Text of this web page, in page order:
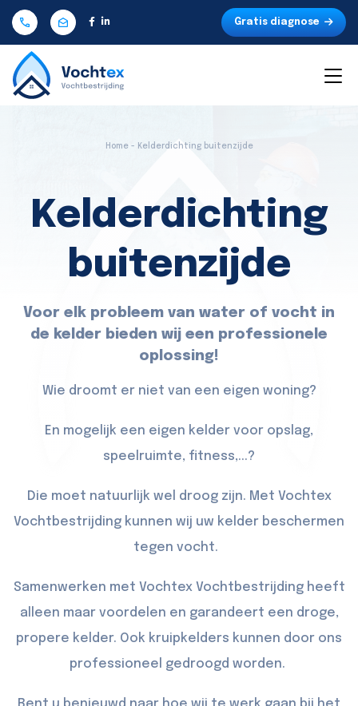
Gratis diagnose
Home - Kelderdichting buitenzijde
Kelderdichting
buitenzijde
Voor elk probleem van water of vocht in
de kelder bieden wij een professionele
oplossing!
Wie droomt er niet van een eigen woning?
En mogelijk een eigen kelder voor opslag,
speelruimte, fitness,...?
Die moet natuurlijk wel droog zijn. Met Vochtex
Vochtbestrijding kunnen wij uw kelder beschermen
tegen vocht.
Samenwerken met Vochtex Vochtbestrijding heeft
alleen maar voordelen en garandeert een droge,
propere kelder. Ook kruipkelders kunnen door ons
professioneel gedroogd worden.